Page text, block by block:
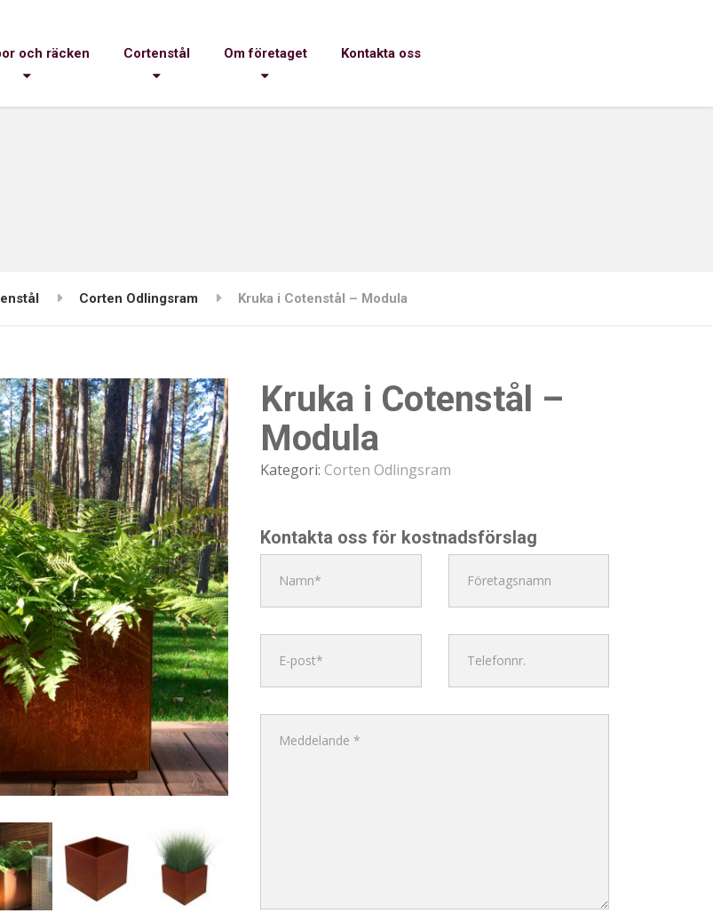
och räcken Cortenstål Om företaget Kontakta oss
Corten Odlingsram Kruka i Cotenstål – Modula
Kruka i Cotenstål –
Modula
Kategori: Corten Odlingsram
Kontakta oss för kostnadsförslag